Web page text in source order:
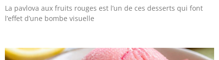
La pavlova aux fruits rouges est l’un de ces desserts qui font
l’effet d’une bombe visuelle